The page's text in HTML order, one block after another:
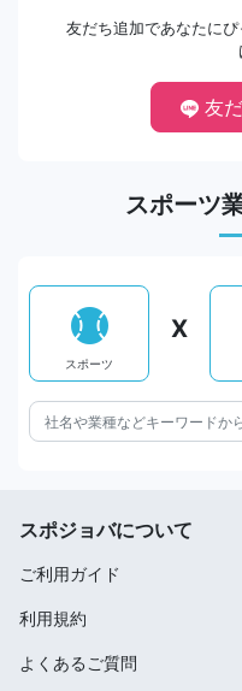
友だち追加であなたに
友
スポーツ
スポーツ
X
スポジョバについて
ご利用ガイド
利用規約
よくあるご質問